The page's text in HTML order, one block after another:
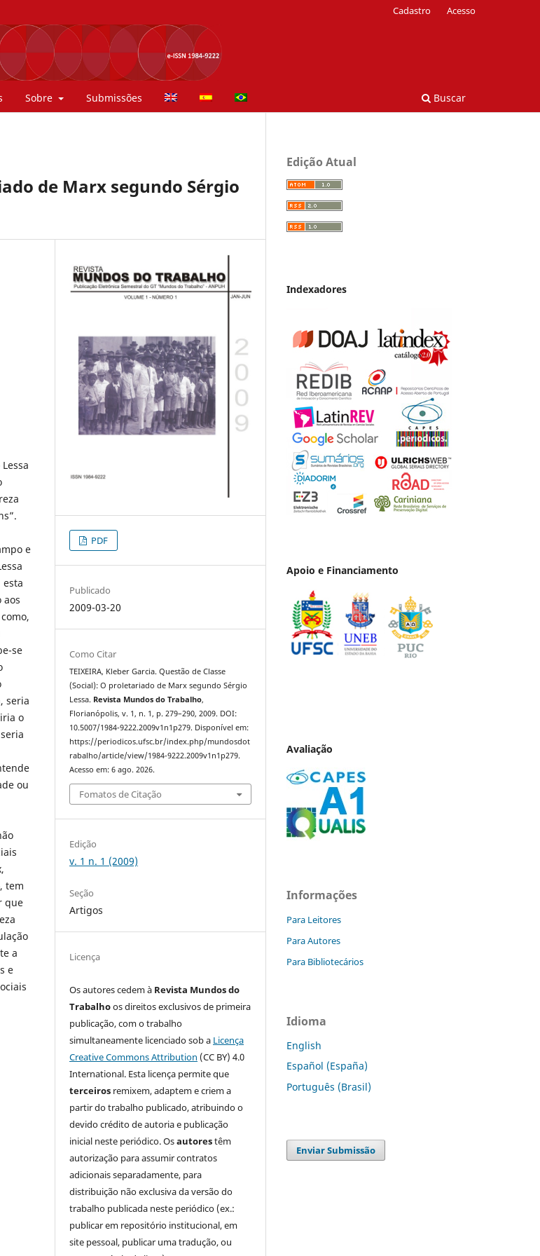
Sobre Submissões Buscar
Cadastro Acesso
de Marx segundo Sérgio
e
se
seria
o
ou
tem
que
a
e
PDF
Publicado
2009-03-20
Como Citar
TEIXEIRA, Kleber Garcia. Questão de Classe
(Social): O proletariado de Marx segundo Sérgio
Lessa. Revista Mundos do Trabalho,
Florianópolis, v. 1, n. 1, p. 279–290, 2009. DOI:
10.5007/1984-9222.2009v1n1p279. Disponível em:
https://periodicos.ufsc.br/index.php/mundosdot
rabalho/article/view/1984-9222.2009v1n1p279.
Acesso em: 6 ago. 2026.
Fomatos de Citação
Edição
v. 1 n. 1 (2009)
Seção
Artigos
Licença
Os autores cedem à Revista Mundos do
Trabalhoos direitos exclusivos de primeira
publicação, com o trabalho
simultaneamente licenciado sob a Licença
Creative Commons Attribution (CC BY) 4.0
International. Esta licença permite que
terceiros remixem, adaptem e criem a
partir do trabalho publicado, atribuindo o
devido crédito de autoria e publicação
inicial neste periódico. Osautorestêm
autorização para assumir contratos
adicionais separadamente, para
distribuição não exclusiva da versão do
trabalho publicada neste periódico (ex.:
publicar em repositório institucional, em
site pessoal, publicar uma tradução, ou
Edição Atual
Indexadores
Apoio e Financiamento
Avaliação
Informações
Para Leitores
Para Autores
Para Bibliotecários
Idioma
English
Español (España)
Português (Brasil)
Enviar Submissão